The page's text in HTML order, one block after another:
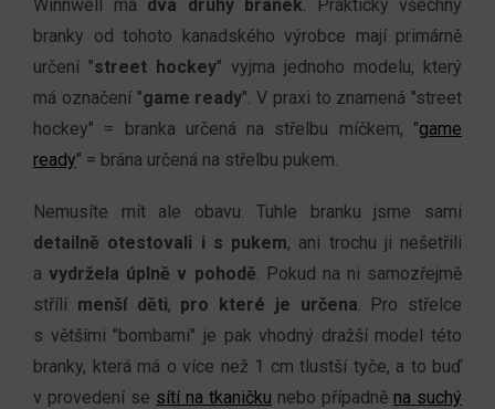
Winnwell má dva druhy branek. Prakticky všechny
branky od tohoto kanadského výrobce mají primárně
určení "street hockey" vyjma jednoho modelu, který
má označení "game ready". V praxi to znamená "street
hockey" = branka určená na střelbu míčkem, "game
ready" = brána určená na střelbu pukem.
Nemusíte mít ale obavu. Tuhle branku jsme sami
detailně otestovali i s pukem, ani trochu ji nešetřili
a vydržela úplně v pohodě. Pokud na ni samozřejmě
střílí menší děti, pro které je určena. Pro střelce
s většími "bombami" je pak vhodný dražší model této
branky, která má o více než 1 cm tlustší tyče, a to buď
v provedení se sítí na tkaničku nebo případně na suchý